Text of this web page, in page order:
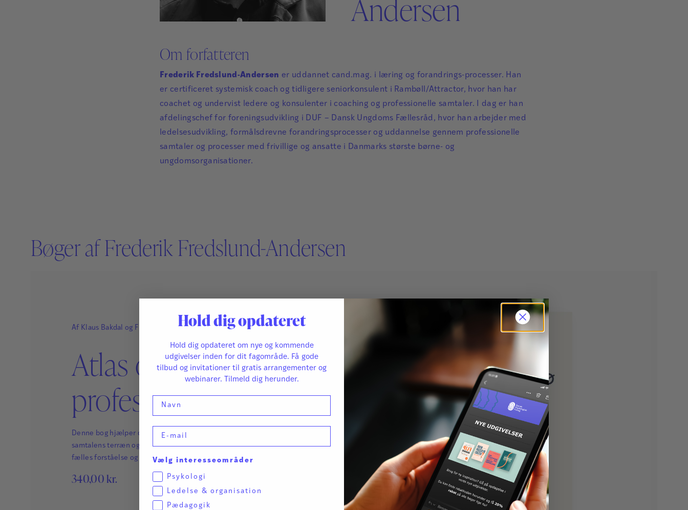
Skolefravær
Andersen
Om forfatteren
Frederik Fredslund-Andersen er uddannet cand.mag. i læring og forandrings-processer. Han
er certificeret systemisk coach og tidligere seniorkonsulent i Rambøll/Attractor, hvor han har
coachet og undervist ledere og konsulenter i coaching og professionelle samtaler. I dag er han
afdelingschef for foreningsudvikling i DUF – Dansk Ungdoms Fællesråd, hvor han arbejder med
ledelsesudvikling, formålsdrevne forandringsprocesser og uddannelse gennem professionelle
samtaler og processer med frivillige og ansatte i Danmarks største børne- og
ungdomsorganisationer.
Bøger af Frederik Fredslund-Andersen
Af Klaus Bakdal og Frederik Fredslund-Andersen
Atlas over
professionelle samtaler
Denne bog hjælper dig med at skabe orientering i
samtalens terræn og finde vej, så samtalen fører til
fælles forståelse og skaber grundlag for handling.
340,00 kr.
Hold dig opdateret
Hold dig opdateret om nye og kommende
udgivelser inden for dit fagområde. Få gode
tilbud og invitationer til gratis arrangementer og
webinarer. Tilmeld dig herunder.
Navn
E-mail
Vælg interesseområder
Psykologi
Ledelse & organisation
Pædagogik